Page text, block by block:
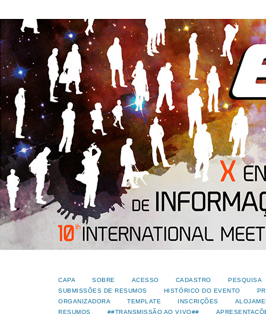
CAPA SOBRE ACESSO CADASTRO
PESQUISA
SUBMISSÕES DE RESUMOS
HISTÓRICO DO EVENTO
ORGANIZADORA
TEMPLATE INSCRIÇÕES
RESUMOS
##TRANSMISSÃO AO VIVO##